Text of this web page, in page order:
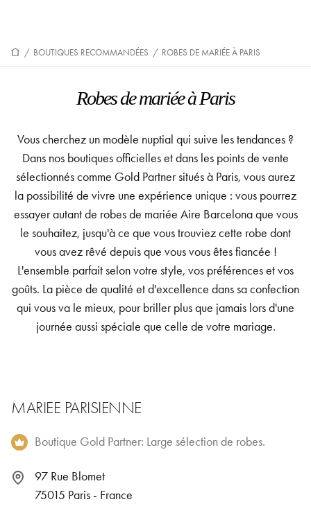
/ BOUTIQUES RECOMMANDÉES / ROBES DE MARIÉE À PARIS
Robes de mariée à Paris
Vous cherchez un modèle nuptial qui suive les tendances ?
Dans nos boutiques officielles et dans les points de vente
sélectionnés comme Gold Partner situés à Paris, vous aurez
la possibilité de vivre une expérience unique : vous pourrez
essayer autant de robes de mariée Aire Barcelona que vous
le souhaitez, jusqu'à ce que vous trouviez cette robe dont
vous avez rêvé depuis que vous vous êtes fiancée !
L'ensemble parfait selon votre style, vos préférences et vos
goûts. La pièce de qualité et d'excellence dans sa confection
qui vous va le mieux, pour briller plus que jamais lors d'une
journée aussi spéciale que celle de votre mariage.
MARIEE PARISIENNE
Boutique Gold Partner: Large sélection de robes.
97 Rue Blomet
75015 Paris - France